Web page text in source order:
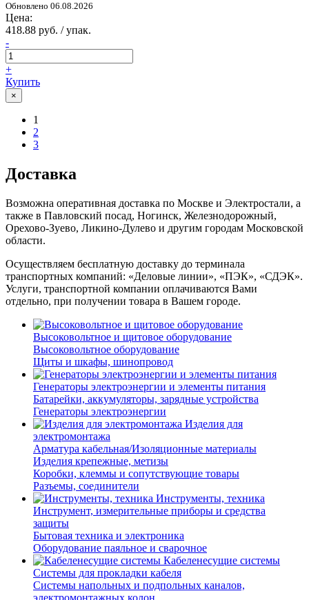
Обновлено 06.08.2026
Цена:
418.88 руб. / упак.
-
+
Купить
×
1
2
3
Доставка
Возможна оперативная доставка по Москве и Электростали, а
также в Павловский посад, Ногинск, Железнодорожный,
Орехово-Зуево, Ликино-Дулево и другим городам Московской
области.
Осуществляем бесплатную доставку до терминала
транспортных компаний: «Деловые линии», «ПЭК», «СДЭК».
Услуги, транспортной компании оплачиваются Вами
отдельно, при получении товара в Вашем городе.
Высоковольтное и щитовое оборудование
Высоковольтное оборудование
Щиты и шкафы, шинопровод
Генераторы электроэнергии и элементы питания
Батарейки, аккумуляторы, зарядные устройства
Генераторы электроэнергии
Изделия для
электромонтажа
Арматура кабельная/Изоляционные материалы
Изделия крепежные, метизы
Коробки, клеммы и сопутствующие товары
Разъемы, соединители
Инструменты, техника
Инструмент, измерительные приборы и средства
защиты
Бытовая техника и электроника
Оборудование паяльное и сварочное
Кабеленесущие системы
Системы для прокладки кабеля
Системы напольных и подпольных каналов,
электромонтажных колон